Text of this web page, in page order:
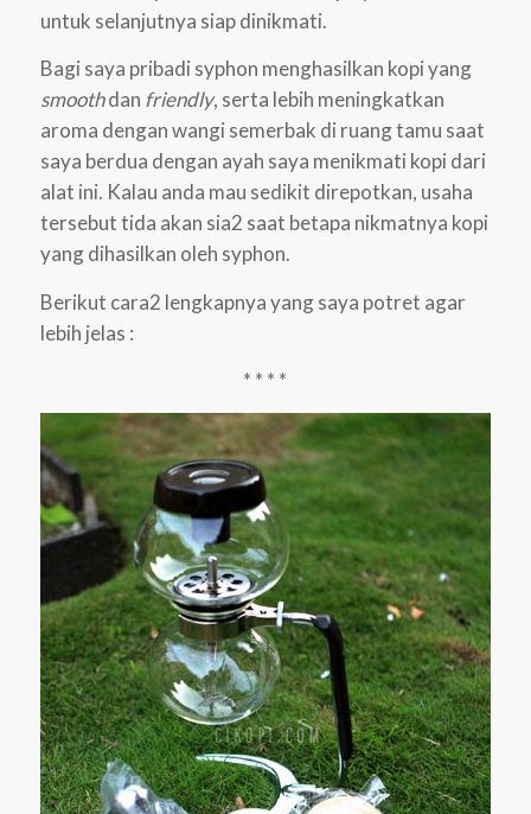
untuk selanjutnya siap dinikmati.
Bagi saya pribadi syphon menghasilkan kopi yang
smoothdan friendly, serta lebih meningkatkan
aroma dengan wangi semerbak di ruang tamu saat
saya berdua dengan ayah saya menikmati kopi dari
alat ini. Kalau anda mau sedikit direpotkan, usaha
tersebut tida akan sia2 saat betapa nikmatnya kopi
yang dihasilkan oleh syphon.
Berikut cara2 lengkapnya yang saya potret agar
lebih jelas :
* * * *